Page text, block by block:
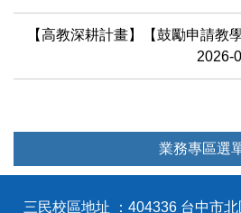
【高教深耕計畫】【鼓勵申請教
2026-
業務專區選
三民校區地址 ：404336 台中市